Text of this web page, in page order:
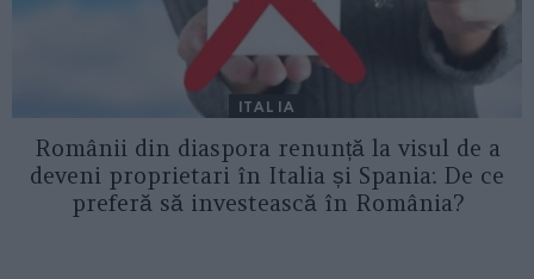
ITALIA
Românii din diaspora renunță la visul de a
deveni proprietari în Italia și Spania: De ce
preferă să investească în România?